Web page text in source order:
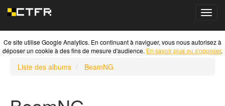
Ce site utilise Google Analytics. En continuant à naviguer, vous nous autorisez à
déposer un cookie à des fins de mesure d'audience. En savoir plus ou s'opposer.
Liste des albums BeamNG